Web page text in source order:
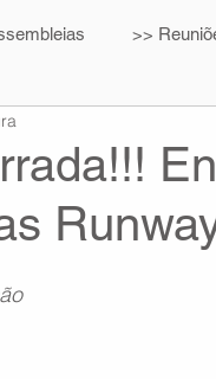
>>
Coletiva
Auxílio Mútuo